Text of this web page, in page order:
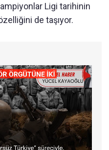
Ligi tarihinin
de taşıyor.